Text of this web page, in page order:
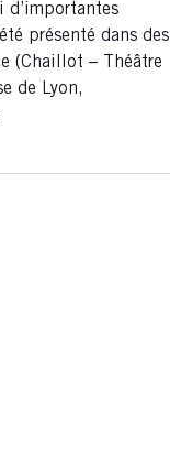
d’importantes
présenté dans des
(Chaillot – Théâtre
de Lyon,